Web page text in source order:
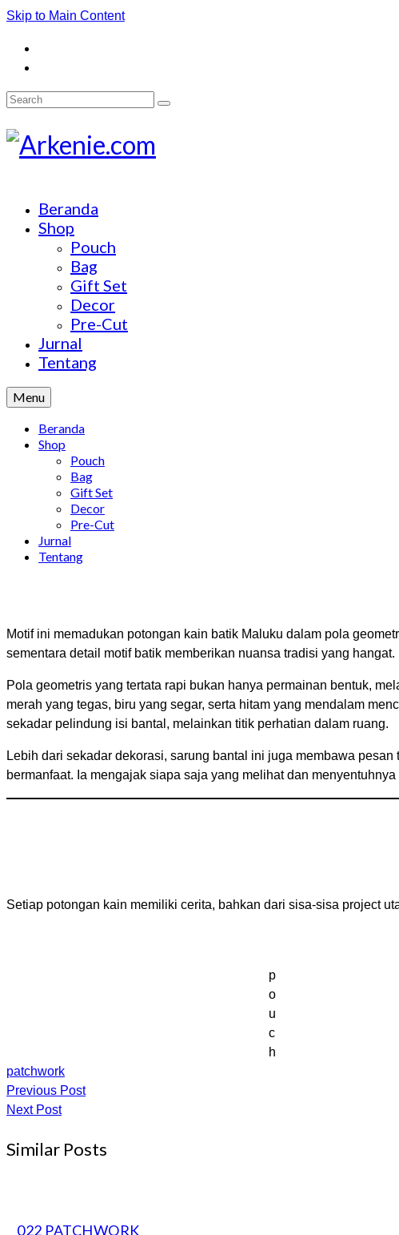
Skip to Main Content
Search
Beranda
Shop
Pouch
Bag
Gift Set
Decor
Pre-Cut
Jurnal
Tentang
Menu
Beranda
Shop
Pouch
Bag
Gift Set
Decor
Pre-Cut
Jurnal
Tentang
Motif ini memadukan potongan kain batik Maluku dalam pola
sementara detail motif batik memberikan nuansa tradisi yang hangat.
Pola geometris yang tertata rapi bukan hanya permainan bentuk,
merah yang tegas, biru yang segar, serta hitam yang mendalam
sekadar pelindung isi bantal, melainkan titik perhatian dalam ruang.
Lebih dari sekadar dekorasi, sarung bantal ini juga membawa
bermanfaat. Ia mengajak siapa saja yang melihat dan
Setiap potongan kain memiliki cerita, bahkan dari sisa-sisa project
p
o
u
c
h
patchwork
Previous Post
Next Post
Similar Posts
022 PATCHWORK